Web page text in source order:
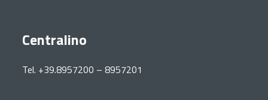
Centralino
Tel. +39.8957200 – 8957201